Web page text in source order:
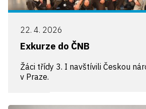
22. 4. 2026
Exkurze do ČNB
Žáci třídy 3. I navštívili Českou
v Praze.